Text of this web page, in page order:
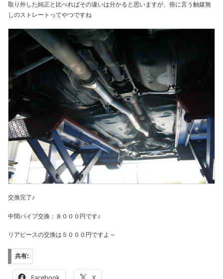
取り外した純正と比べればその違いは分かると思いますが、俗に言う触媒無
しのストレートってやつですね
交換完了♪
中間パイプ交換：８０００円です♪
リアピースの交換は５０００円ですよ～
共有: